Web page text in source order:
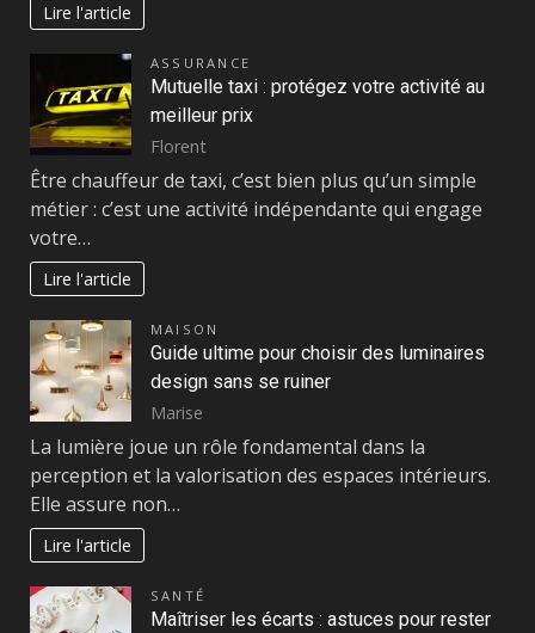
Lire l'article
ASSURANCE
Mutuelle taxi : protégez votre activité au
meilleur prix
Florent
Être chauffeur de taxi, c’est bien plus qu’un simple
métier : c’est une activité indépendante qui engage
votre…
Lire l'article
MAISON
Guide ultime pour choisir des luminaires
design sans se ruiner
Marise
La lumière joue un rôle fondamental dans la
perception et la valorisation des espaces intérieurs.
Elle assure non…
Lire l'article
SANTÉ
Maîtriser les écarts : astuces pour rester